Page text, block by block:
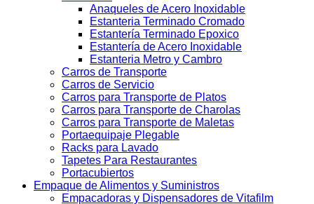
Anaqueles de Acero Inoxidable
Estanteria Terminado Cromado
Estantería Terminado Epoxico
Estantería de Acero Inoxidable
Estanteria Metro y Cambro
Carros de Transporte
Carros de Servicio
Carros para Transporte de Platos
Carros para Transporte de Charolas
Carros para Transporte de Maletas
Portaequipaje Plegable
Racks para Lavado
Tapetes Para Restaurantes
Portacubiertos
Empaque de Alimentos y Suministros
Empacadoras y Dispensadores de Vitafilm